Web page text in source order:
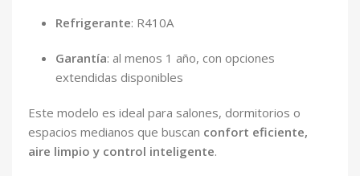
Refrigerante: R410A
Garantía: al menos 1 año, con opciones
extendidas disponibles
Este modelo es ideal para salones, dormitorios o
espacios medianos que buscan confort eficiente,
aire limpio y control inteligente.